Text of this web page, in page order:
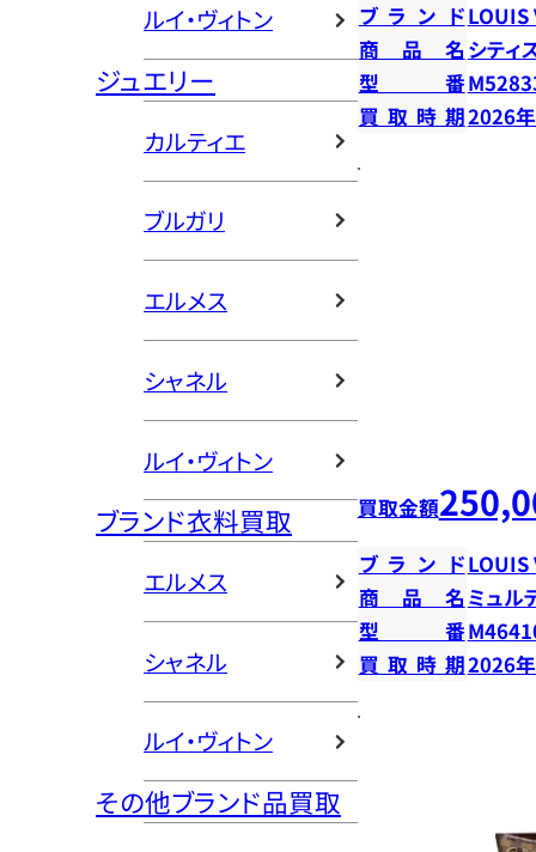
ルイ・ヴィトン
ジュエリー
カルティエ
ブルガリ
エルメス
シャネル
ルイ・ヴィトン
ブランド衣料買取
エルメス
シャネル
ルイ・ヴィトン
その他ブランド品買取
ブランドLOUIS
商品名 シティ
型番
買取時期2026
買取金額
ブランドLOUIS
商品名 ミュル
型番
買取時期2026